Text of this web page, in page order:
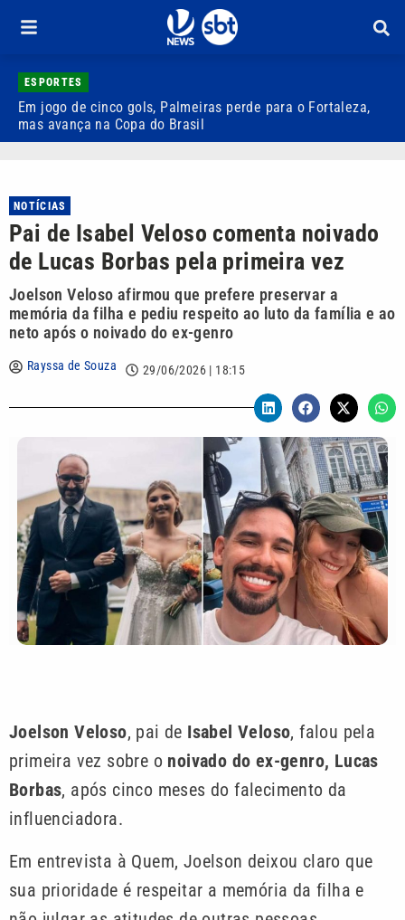
ESPORTES
Em jogo de cinco gols, Palmeiras perde para o Fortaleza,
mas avança na Copa do Brasil
NOTÍCIAS
Pai de Isabel Veloso comenta noivado
de Lucas Borbas pela primeira vez
Joelson Veloso afirmou que prefere preservar a
memória da filha e pediu respeito ao luto da família e ao
neto após o noivado do ex-genro
Rayssa de Souza 29/06/2026 | 18:15
Joelson Veloso, pai de Isabel Veloso, falou pela
primeira vez sobre o noivado do ex-genro, Lucas
Borbas, após cinco meses do falecimento da
influenciadora.
Em entrevista à Quem, Joelson deixou claro que
sua prioridade é respeitar a memória da filha e